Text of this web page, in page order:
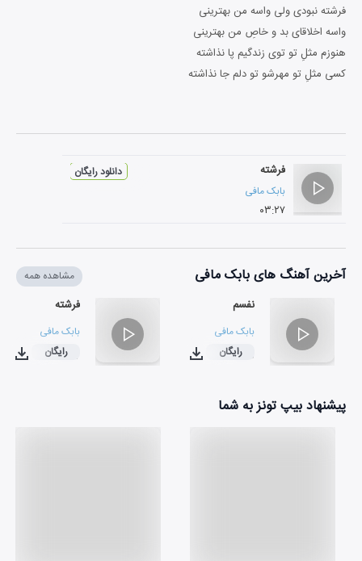
فرشته نبودی ولی واسه من بهترینی
واسه اخلاقای بد و خاصِ من بهترینی
هنوزم مثلِ تو توی زندگیم پا نذاشته
کسی مثلِ تو مهرشو تو دلم جا نذاشته
فرشته
بابک مافی
۰۳:۲۷
دانلود رایگان
آخرین آهنگ های بابک مافی مشاهده همه
نفسم
بابک مافی
۰۳:۱۰رایگان
فرشته
بابک مافی
۰۳:۲۷
رایگان
پیشنهاد بیپ تونز به شما